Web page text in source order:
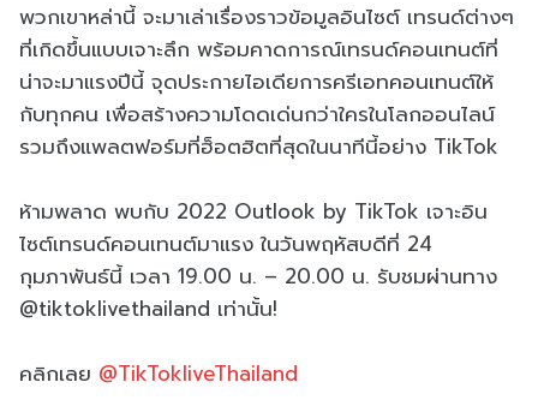
พวกเขาหล่านี้ จะมาเล่าเรื่องราวข้อมูลอินไซต์ เทรนด์ต่างๆ
ที่เกิดขึ้นแบบเจาะลึก พร้อมคาดการณ์เทรนด์คอนเทนต์ที่
น่าจะมาแรงปีนี้ จุดประกายไอเดียการครีเอทคอนเทนต์ให้
กับทุกคน เพื่อสร้างความโดดเด่นกว่าใครในโลกออนไลน์
รวมถึงแพลตฟอร์มที่ฮ็อตฮิตที่สุดในนาทีนี้อย่าง TikTok
ห้ามพลาด พบกับ 2022 Outlook by TikTok เจาะอิน
ไซต์เทรนด์คอนเทนต์มาแรง ในวันพฤหัสบดีที่ 24
กุมภาพันธ์นี้ เวลา 19.00 น. – 20.00 น. รับชมผ่านทาง
@tiktoklivethailand เท่านั้น!
คลิกเลย @TikTokliveThailand